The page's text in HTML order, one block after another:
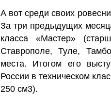
А вот среди своих
За три предыдущих
класса «Мастер»
Ставрополе, Туле,
места. Итогом его
России в техническом
250 см3).